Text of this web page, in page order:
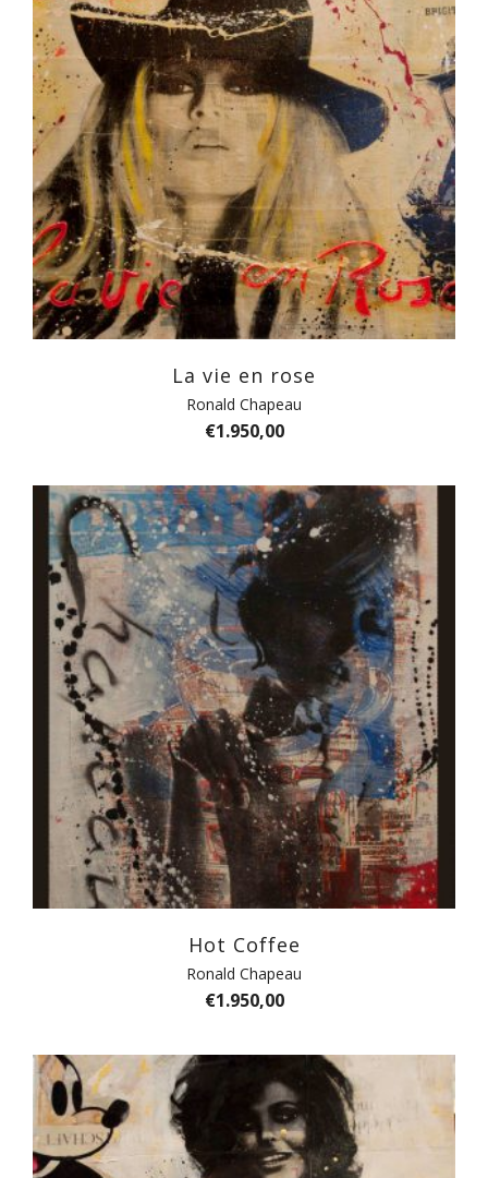
La vie en rose
Ronald Chapeau
€1.950,00
Hot Coffee
Ronald Chapeau
€1.950,00